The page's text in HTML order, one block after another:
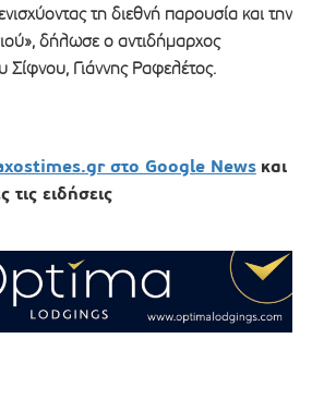
τη διεθνή παρουσία και την
δήλωσε ο αντιδήμαρχος
Γιάννης Ραφελέτος.
στο Google News και
ειδήσεις